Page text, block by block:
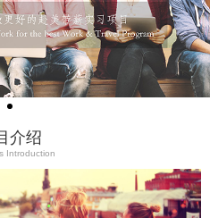
介绍
Introduction